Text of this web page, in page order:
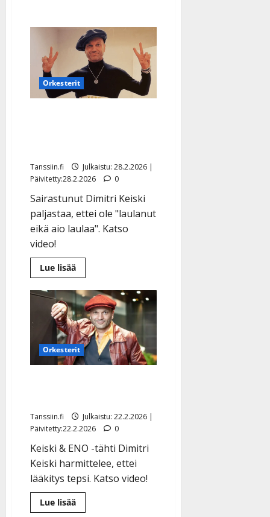
Orkesterit
Tanssiin.fi
Julkaistu: 28.2.2026 |
Päivitetty:28.2.2026
0
Sairastunut Dimitri Keiski
paljastaa, ettei ole "laulanut
eikä aio laulaa". Katso
video!
Lue lisääLue
lisää
Dimitri
Keiski
avautuu
nyt
voinnistaan:
”Olen
ollut
hiljaa…”
Orkesterit
Tanssiin.fi
Julkaistu: 22.2.2026 |
Päivitetty:22.2.2026
0
Keiski & ENO -tähti Dimitri
Keiski harmittelee, ettei
lääkitys tepsi. Katso video!
Lue lisääLue
lisää